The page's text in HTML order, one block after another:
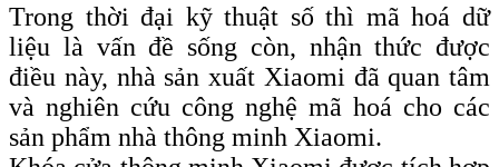
Trong thời đại kỹ thuật số thì mã hoá dữ
liệu là vấn đề sống còn, nhận thức được
điều này, nhà sản xuất Xiaomi đã quan tâm
và nghiên cứu công nghệ mã hoá cho các
sản phẩm nhà thông minh Xiaomi.